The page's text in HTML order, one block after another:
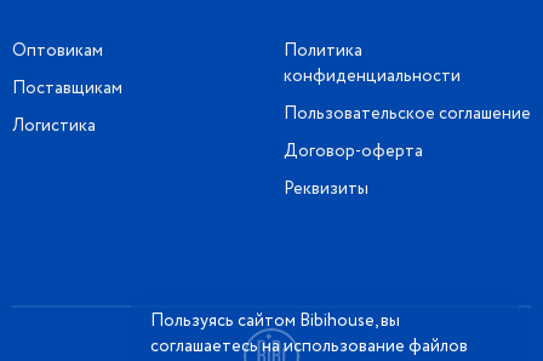
Оптовикам
Поставщикам
Логистика
Политика
конфиденциальности
Пользовательское соглашение
Договор-оферта
Реквизиты
Пользуясь сайтом Bibihouse, вы
соглашаетесь на использование файлов